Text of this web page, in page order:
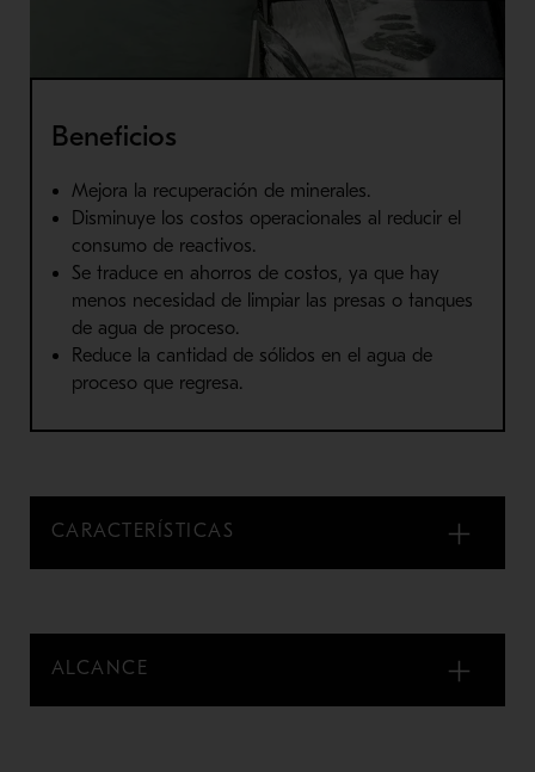
Beneficios
Mejora la recuperación de minerales.
Disminuye los costos operacionales al reducir el
consumo de reactivos.
Se traduce en ahorros de costos, ya que hay
menos necesidad de limpiar las presas o tanques
de agua de proceso.
Reduce la cantidad de sólidos en el agua de
proceso que regresa.
CARACTERÍSTICAS
ALCANCE